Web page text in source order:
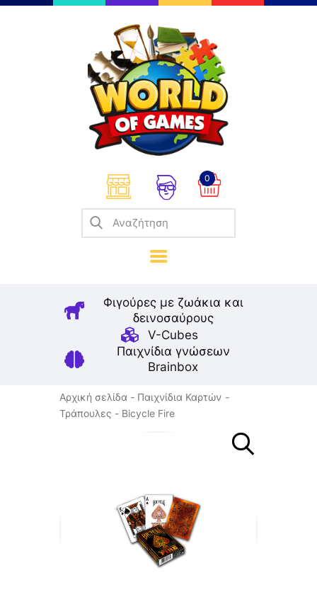
0
Φιγούρες με ζωάκια και
δεινοσαύρους
V-Cubes
Παιχνίδια γνώσεων
Brainbox
Επιτραπέζια
Παζλ
Παιχνίδια Καρτών
Σπαζοκεφαλιές
Κατασκευές
Καλλιτεχνικά
Μοντελισμός
Βιβλία
Παιχνίδια Ρόλων
Αρχική σελίδα
Παιχνίδια Καρτών
Τράπουλες
Bicycle Fire